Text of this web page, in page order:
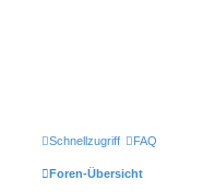
Schnellzugriff FAQ
Foren-Übersicht